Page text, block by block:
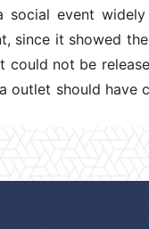
social event
since it showed
could not be
outlet should have